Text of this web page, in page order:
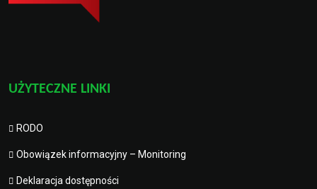
UŻYTECZNE LINKI
RODO
Obowiązek informacyjny – Monitoring
Deklaracja dostępności